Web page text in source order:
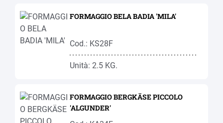
FORMAGGIO BELA BADIA 'MILA'
Cod.: KS28F
Unità: 2.5 KG.
FORMAGGIO BERGKÄSE PICCOLO
'ALGUNDER'